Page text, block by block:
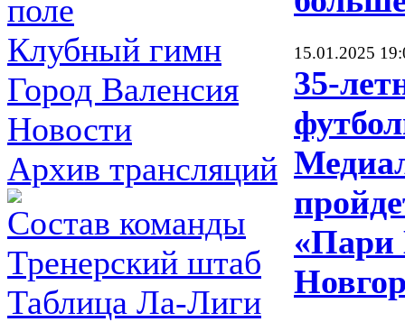
поле
Клубный гимн
Город Валенсия
Новости
Архив трансляций
Состав команды
Тренерский штаб
Таблица Ла-Лиги
15.01.2025
35-